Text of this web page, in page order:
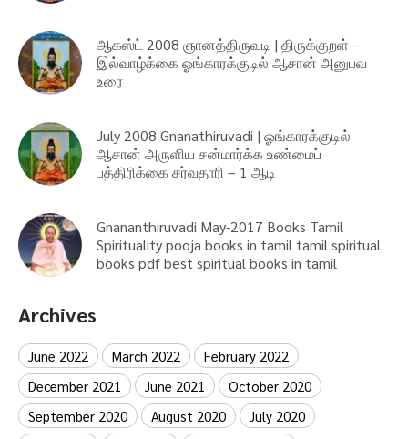
ஆகஸ்ட் 2008 ஞானத்திருவடி | திருக்குறள் –
இல்வாழ்க்கை ஓங்காரக்குடில் ஆசான் அனுபவ
உரை
July 2008 Gnanathiruvadi | ஓங்காரக்குடில்
ஆசான் அருளிய சன்மார்க்க உண்மைப்
பத்திரிக்கை சர்வதாரி – 1 ஆடி
Gnananthiruvadi May-2017 Books Tamil
Spirituality pooja books in tamil tamil spiritual
books pdf best spiritual books in tamil
Archives
June 2022 March 2022
February 2022
December 2021
June 2021
October 2020
September 2020
August 2020
July 2020